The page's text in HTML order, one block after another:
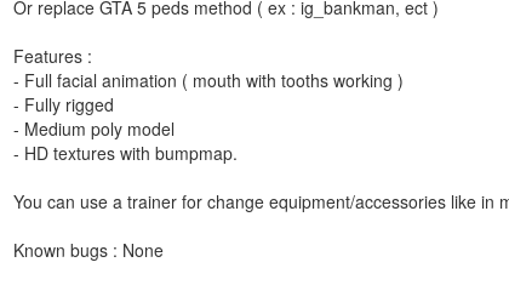
Or replace GTA 5 peds method ( ex : ig_bankman, ect )
Features :
- Full facial animation ( mouth with tooths working )
- Fully rigged
- Medium poly model
- HD textures with bumpmap.
You can use a trainer for change equipment/accessories like in
Known bugs : None